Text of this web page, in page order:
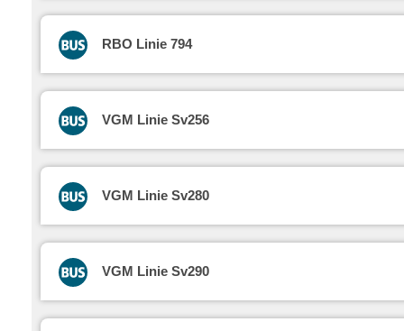
RBO Linie 794
VGM Linie Sv256
VGM Linie Sv280
VGM Linie Sv290